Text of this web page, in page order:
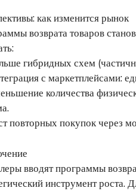
как изменится рынок
возврата товаров
гибридных схем
с маркетплейсами:
количества
повторных покупок через
вводят программы
инструмент роста.